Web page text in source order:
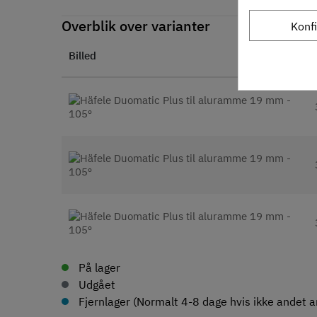
Overblik over varianter
Billed
På lager
Udgået
Fjernlager (Normalt 4-8 dage hvis ikke andet